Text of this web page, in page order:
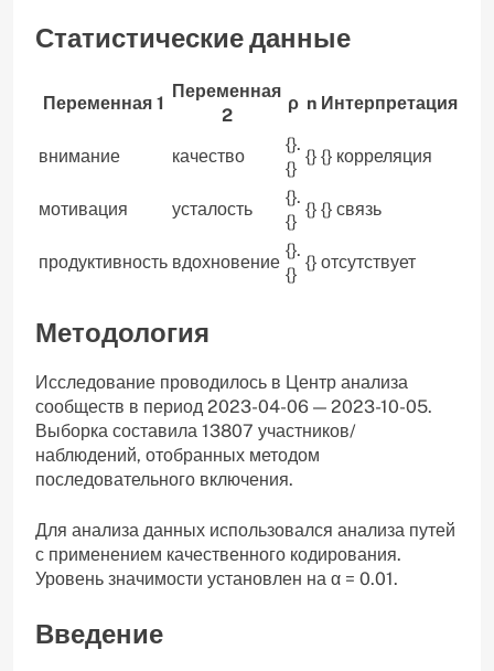
Статистические данные
Переменная 1
Переменная
2
ρ n Интерпретация
внимание качество
{}.
{}
{} {} корреляция
мотивация усталость
{}.
{}
{} {} связь
продуктивность вдохновение
{}.
{}
{} отсутствует
Методология
Исследование проводилось в Центр анализа
сообществ в период 2023-04-06 — 2023-10-05.
Выборка составила 13807 участников/
наблюдений, отобранных методом
последовательного включения.
Для анализа данных использовался анализа путей
с применением качественного кодирования.
Уровень значимости установлен на α = 0.01.
Введение